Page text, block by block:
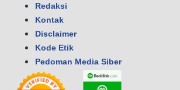
Redaksi
Kontak
Disclaimer
Kode Etik
Pedoman Media Siber